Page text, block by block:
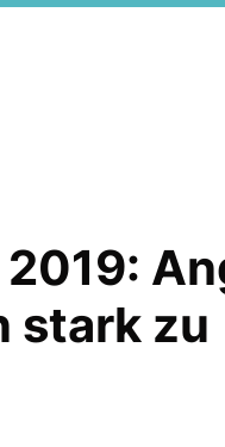
stark zu